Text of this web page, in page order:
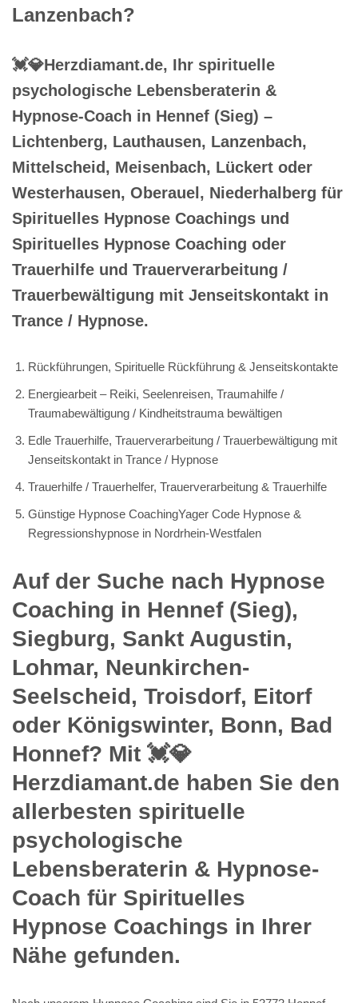
Lanzenbach?
💓️💎Herzdiamant.de, Ihr spirituelle
psychologische Lebensberaterin &
Hypnose-Coach in Hennef (Sieg) –
Lichtenberg, Lauthausen, Lanzenbach,
Mittelscheid, Meisenbach, Lückert oder
Westerhausen, Oberauel, Niederhalberg für
Spirituelles Hypnose Coachings und
Spirituelles Hypnose Coaching oder
Trauerhilfe und Trauerverarbeitung /
Trauerbewältigung mit Jenseitskontakt in
Trance / Hypnose.
Rückführungen, Spirituelle Rückführung & Jenseitskontakte
Energiearbeit – Reiki, Seelenreisen, Traumahilfe /
Traumabewältigung / Kindheitstrauma bewältigen
Edle Trauerhilfe, Trauerverarbeitung / Trauerbewältigung mit
Jenseitskontakt in Trance / Hypnose
Trauerhilfe / Trauerhelfer, Trauerverarbeitung & Trauerhilfe
Günstige Hypnose CoachingYager Code Hypnose &
Regressionshypnose in Nordrhein-Westfalen
Auf der Suche nach Hypnose
Coaching in Hennef (Sieg),
Siegburg, Sankt Augustin,
Lohmar, Neunkirchen-
Seelscheid, Troisdorf, Eitorf
oder Königswinter, Bonn, Bad
Honnef? Mit 💓️💎
Herzdiamant.de haben Sie den
allerbesten spirituelle
psychologische
Lebensberaterin & Hypnose-
Coach für Spirituelles
Hypnose Coachings in Ihrer
Nähe gefunden.